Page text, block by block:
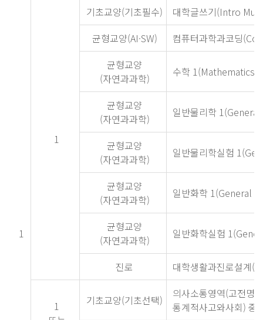
1
1
기초교양(기초필수)
대학글쓰기(Intro
균형교양(AI·SW)
컴퓨터과학과코딩
균형교양
(자연과과학)
수학 1(Mathematics
균형교양
(자연과과학)
일반물리학
균형교양
(자연과과학)
일반물리학실험
균형교양
(자연과과학)
일반화학 1(General
균형교양
(자연과과학)
일반화학실험
진로 대학생활과진로설계
1
기초교양(기초선택)
의사소통영역(고전명
통계적사고와사회) 중